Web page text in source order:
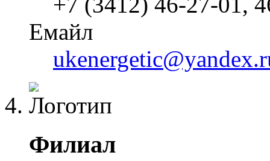
Емайл
Филиал